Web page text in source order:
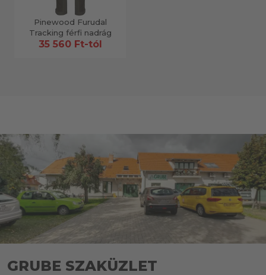
Pinewood Furudal
Tracking férfi nadrág
35 560 Ft-tól
GRUBE SZAKÜZLET